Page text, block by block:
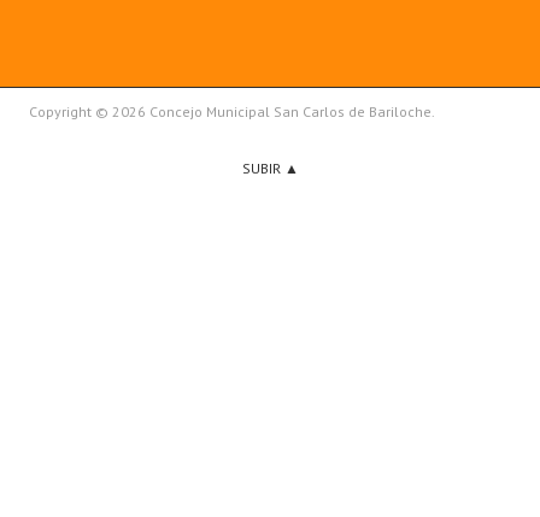
Copyright © 2026 Concejo Municipal San Carlos de Bariloche.
SUBIR ▲